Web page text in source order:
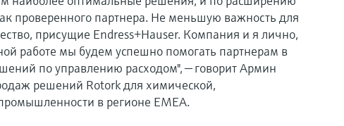
проверенного партнера. Не меньшую важность для
присущие Endress+Hauser. Компания и я лично,
работе мы будем успешно помогать партнерам в
по управлению расходом", — говорит Армин
решений Rotork для химической,
в регионе EMEA.